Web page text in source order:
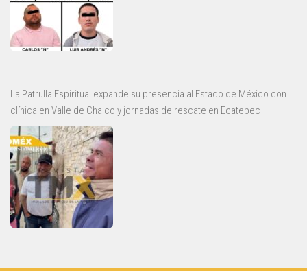
La Patrulla Espiritual expande su presencia al Estado de México con
clínica en Valle de Chalco y jornadas de rescate en Ecatepec